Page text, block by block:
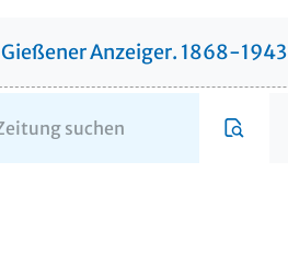
Gießener Anzeiger. 1868-1943